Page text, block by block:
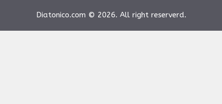
Diatonico.com © 2026. All right reserverd.